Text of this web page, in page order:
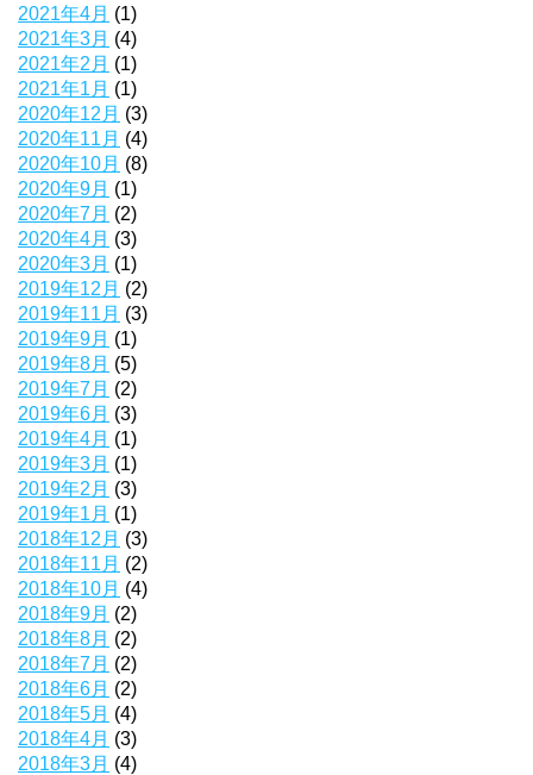
2021年4月 (1)
2021年3月 (4)
2021年2月 (1)
2021年1月 (1)
2020年12月 (3)
2020年11月 (4)
2020年10月 (8)
2020年9月 (1)
2020年7月 (2)
2020年4月 (3)
2020年3月 (1)
2019年12月 (2)
2019年11月 (3)
2019年9月 (1)
2019年8月 (5)
2019年7月 (2)
2019年6月 (3)
2019年4月 (1)
2019年3月 (1)
2019年2月 (3)
2019年1月 (1)
2018年12月 (3)
2018年11月 (2)
2018年10月 (4)
2018年9月 (2)
2018年8月 (2)
2018年7月 (2)
2018年6月 (2)
2018年5月 (4)
2018年4月 (3)
2018年3月 (4)